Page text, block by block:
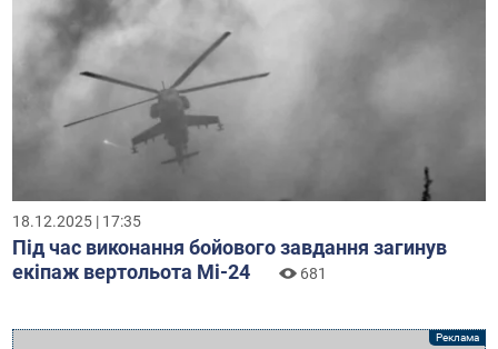
18.12.2025 | 17:35
Під час виконання бойового завдання загинув
екіпаж вертольота Мі-24
681